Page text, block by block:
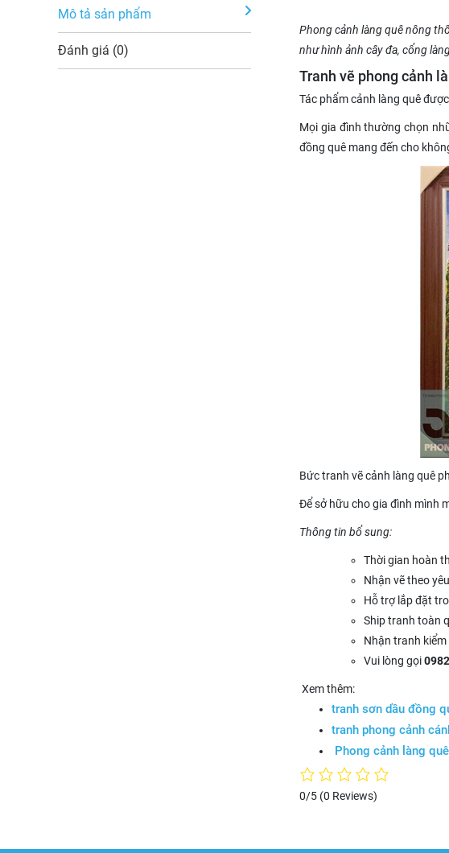
Mô tả sản phẩm
Đánh giá (0)
Phong cảnh làng quê nông
như hình ảnh cây đa, cổng
Tranh vẽ phong cảnh
Tác phẩm cảnh làng quê
Mọi gia đình thường chọn
đồng quê mang đến cho
Bức tranh vẽ cảnh làng quê
Để sở hữu cho gia đình mình
Thông tin bổ sung:
Thời gian hoàn
Nhận vẽ theo
Hỗ trợ lắp đặt
Ship tranh toàn
Nhận tranh
Vui lòng gọi
Xem thêm:
tranh sơn dầu đồng
tranh phong cảnh
Phong cảnh làng
0/5 (0 Reviews)